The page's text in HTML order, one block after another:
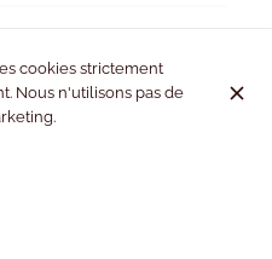
cookies strictement
Nous n'utilisons pas de